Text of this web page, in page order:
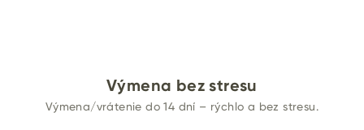
Výmena bez stresu
Výmena/vrátenie do 14 dní – rýchlo a bez stresu.